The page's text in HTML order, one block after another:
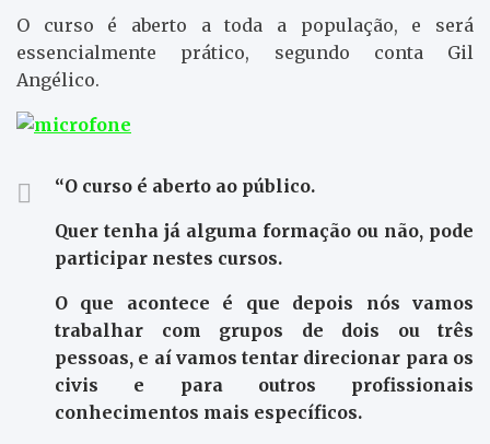
O curso é aberto a toda a população, e será
essencialmente prático, segundo conta Gil
Angélico.
“O curso é aberto ao público.
Quer tenha já alguma formação ou não, pode
participar nestes cursos.
O que acontece é que depois nós vamos
trabalhar com grupos de dois ou três
pessoas, e aí vamos tentar direcionar para os
civis e para outros profissionais
conhecimentos mais específicos.